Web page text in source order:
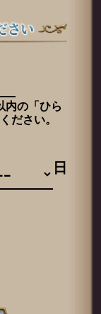
内の「ひら
ださい。
日